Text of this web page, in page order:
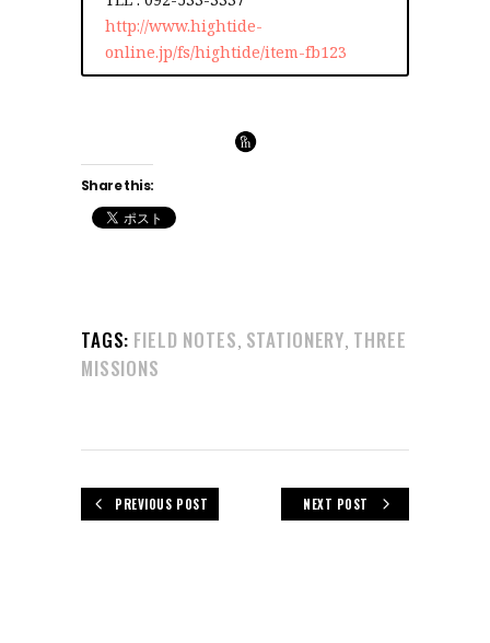
http://www.hightide-
online.jp/fs/hightide/item-fb123
Share this:
TAGS: FIELD NOTES, STATIONERY, THREE
MISSIONS
PREVIOUS POST NEXT POST